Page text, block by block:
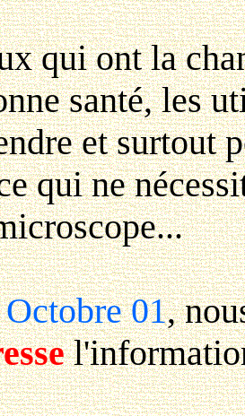
ont la
santé, les
et surtout
qui ne
01,